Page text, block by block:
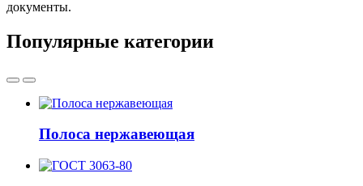
документы.
Популярные категории
Полоса нержавеющая